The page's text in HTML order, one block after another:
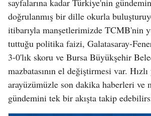
sayfalarına kadar Türkiye'nin
doğrulanmış bir dille okurla
itibarıyla manşetlerimizde TCMB'nin
tuttuğu politika faizi, Galatasaray-
3-0'lık skoru ve Bursa Büyükşehir
mazbatasının el değiştirmesi var.
arayüzümüzle son dakika haberleri ve
gündemini tek bir akışta takip